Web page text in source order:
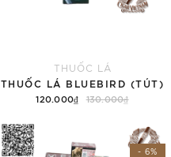
THUỐC LÁ
THUỐC LÁ BLUEBIRD (TÚT)
120.000₫ 130.000₫
Thêm vào giỏ hàng
- 6%